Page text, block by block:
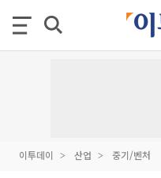
이투데이 산업 중기/벤처